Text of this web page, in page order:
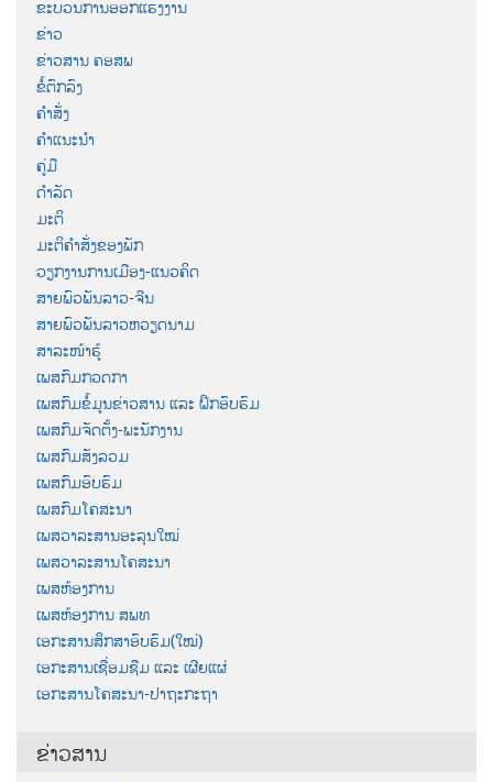
ຂະບວນການອອກແຮງງານ
ຂ່າວ
ຂ່າວສານ ຄອສພ
ຂໍ້ຕົກລົງ
ຄຳສັ່ງ
ຄຳແນະນຳ
ຄູ່ມື
ດຳລັດ
ມະຕິ
ມະຕິຄຳສັ່ງຂອງພັກ
ວຽກງານການເມືອງ-ແນວຄິດ
ສາຍພົວພັນລາວ-ຈີນ
ສາຍພົວພັນລາວຫວຽດນາມ
ສາລະໜ້າຮູ້
ເພສກົມກວດກາ
ເພສກົມຂໍ້ມູນຂ່າວສານ ແລະ ຝຶກອົບຮົມ
ເພສກົມຈັດຕັ້ງ-ພະນັກງານ
ເພສກົມສັງລວມ
ເພສກົມອົບຮົມ
ເພສກົມໂຄສະນາ
ເພສວາລະສານອະລຸນໃໝ່
ເພສວາລະສານໂຄສະນາ
ເພສຫ້ອງການ
ເພສຫ້ອງການ ສພທ
ເອກະສານສຶກສາອົບຮົມ(ໃໝ່)
ເອກະສານເຊື່ອມຊືມ ແລະ ເຜີຍແຜ່
ເອກະສານໂຄສະນາ-ປາຖະກະຖາ
ຂ່າວສານ